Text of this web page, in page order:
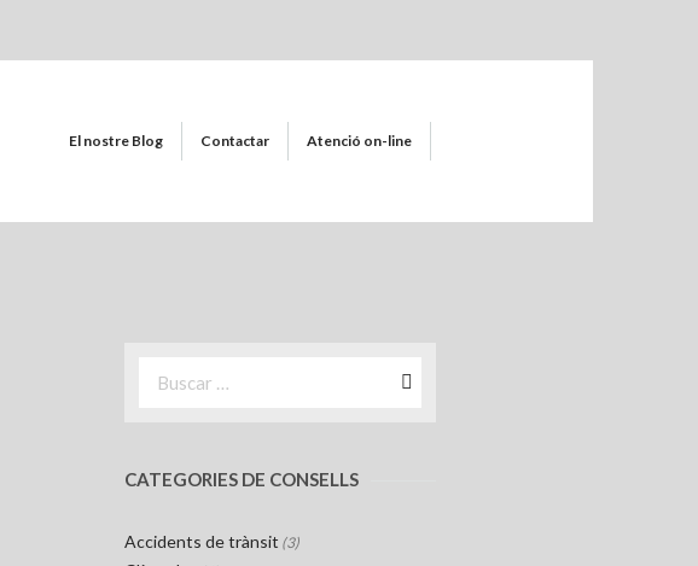
El nostre Blog Contactar Atenció on-line
CATEGORIES DE CONSELLS
Accidents de trànsit (3)